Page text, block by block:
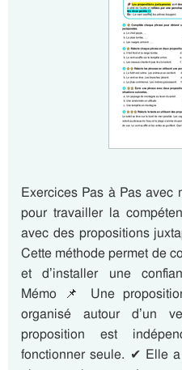
Exercices Pas à Pas avec
pour travailler la
avec des propositions
Cette méthode permet de
et d’installer une
Mémo 📌 Une
organisé autour d’un
proposition est
fonctionner seule. ✔ Elle